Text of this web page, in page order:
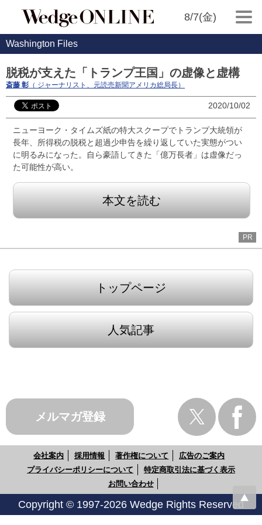
8/7(金)
Washington Files
脱税が支えた「トランプ王国」の虚像と虚構
斎藤 彰 （ ジャーナリスト、元読売新聞アメリカ総局長）
2020/10/02
ニューヨーク・タイムズ紙の特大スクープでトランプ大統領が
長年、所得税の脱税と超過少申告を繰り返していた実態がつい
に明るみになった。自ら豪語してきた「億万長者」は虚像だっ
た可能性が高い。
本文を読む
PR
トップページ
人気記事
メルマガ登録
会社案内 採用情報 著作権について
広告のご案内
プライバシーポリシーについて
特定商取引法に基づく表示
お問い合わせ
Copyright © 1997-2026 Wedge Rights Reserved